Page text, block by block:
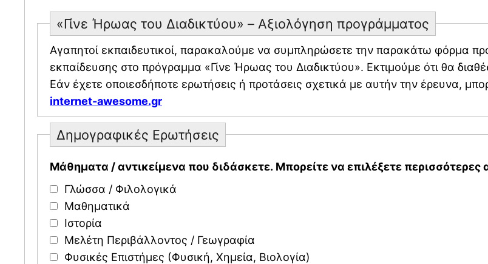
«Γίνε Ήρωας του Διαδικτύου» – Aξιολόγηση προγράμματος
Αγαπητοί εκπαιδευτικοί, παρακαλούμε να συμπληρώσετε την παρακάτω φόρμα προκειμένου να αξιολογήσετε
εκπαίδευσης στο πρόγραμμα «Γίνε Ήρωας του Διαδικτύου». Εκτιμούμε ότι θα
Εάν έχετε οποιεσδήποτε ερωτήσεις ή προτάσεις σχετικά με αυτήν την έρευνα,
internet-awesome.gr
Δημογραφικές Ερωτήσεις
Mάθηματα / αντικείμενα που διδάσκετε. Μπορείτε να επιλέξετε περισσότερες
Γλώσσα / Φιλολογικά
Μαθηματικά
Ιστορία
Μελέτη Περιβάλλοντος / Γεωγραφία
Φυσικές Επιστήμες (Φυσική, Χημεία, Βιολογία)